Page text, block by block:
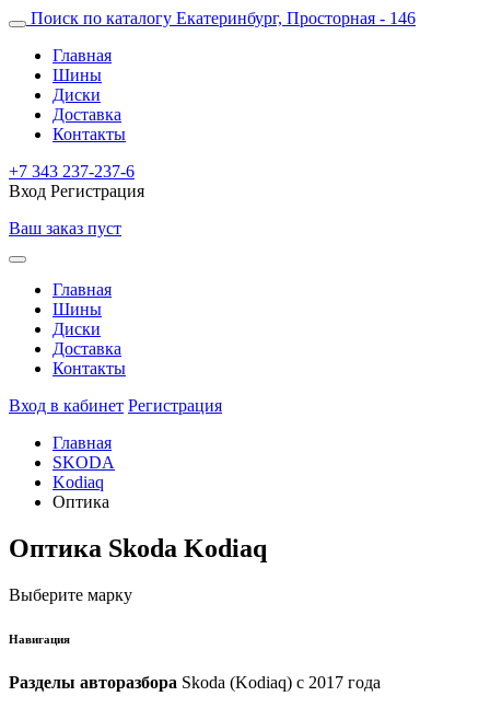
Поиск по каталогу Екатеринбург, Просторная - 146
Главная
Шины
Диски
Доставка
Контакты
+7 343 237-237-6
Вход Регистрация
Ваш заказ пуст
Главная
Шины
Диски
Доставка
Контакты
Вход в кабинет Регистрация
Главная
SKODA
Kodiaq
Оптика
Оптика Skoda Kodiaq
Выберите марку
Навигация
Разделы авторазбора Skoda (Kodiaq) с 2017 года